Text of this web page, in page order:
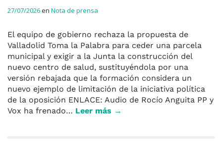
27/07/2026en Nota de prensa
El equipo de gobierno rechaza la propuesta de
Valladolid Toma la Palabra para ceder una parcela
municipal y exigir a la Junta la construcción del
nuevo centro de salud, sustituyéndola por una
versión rebajada que la formación considera un
nuevo ejemplo de limitación de la iniciativa política
de la oposición ENLACE: Audio de Rocío Anguita PP y
Vox ha frenado… Leer más →